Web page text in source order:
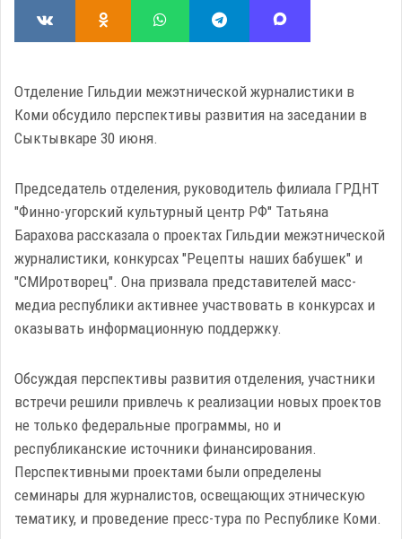
Отделение Гильдии межэтнической журналистики в
Коми обсудило перспективы развития на заседании в
Сыктывкаре 30 июня.
Председатель отделения, руководитель филиала ГРДНТ
"Финно-угорский культурный центр РФ" Татьяна
Барахова рассказала о проектах Гильдии межэтнической
журналистики, конкурсах "Рецепты наших бабушек" и
"СМИротворец". Она призвала представителей масс-
медиа республики активнее участвовать в конкурсах и
оказывать информационную поддержку.
Обсуждая перспективы развития отделения, участники
встречи решили привлечь к реализации новых проектов
не только федеральные программы, но и
республиканские источники финансирования.
Перспективными проектами были определены
семинары для журналистов, освещающих этническую
тематику, и проведение пресс-тура по Республике Коми.